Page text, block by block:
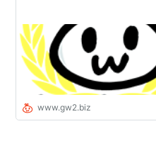
www.gw2.biz